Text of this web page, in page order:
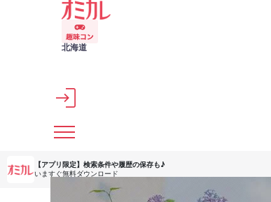
メインコンテンツへスキップ
北海道
【アプリ限定】 検索条件や履歴の保存も♪
いますぐ無料ダウンロード